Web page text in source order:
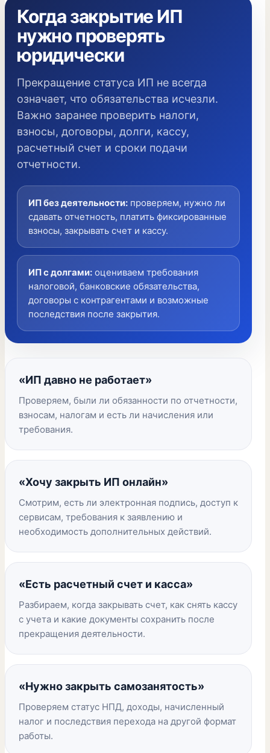
Когда закрытие ИП
нужно проверять
юридически
Прекращение статуса ИП не всегда
означает, что обязательства исчезли.
Важно заранее проверить налоги,
взносы, договоры, долги, кассу,
расчетный счет и сроки подачи
отчетности.
ИП без деятельности: проверяем, нужно ли
сдавать отчетность, платить фиксированные
взносы, закрывать счет и кассу.
ИП с долгами: оцениваем требования
налоговой, банковские обязательства,
договоры с контрагентами и возможные
последствия после закрытия.
«ИП давно не работает»
Проверяем, были ли обязанности по отчетности,
взносам, налогам и есть ли начисления или
требования.
«Хочу закрыть ИП онлайн»
Смотрим, есть ли электронная подпись, доступ к
сервисам, требования к заявлению и
необходимость дополнительных действий.
«Есть расчетный счет и касса»
Разбираем, когда закрывать счет, как снять кассу
с учета и какие документы сохранить после
прекращения деятельности.
«Нужно закрыть самозанятость»
Проверяем статус НПД, доходы, начисленный
налог и последствия перехода на другой формат
работы.